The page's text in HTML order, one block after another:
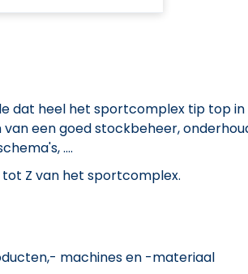
dat heel het sportcomplex tip top
een goed stockbeheer,
....
Z van het sportcomplex.
machines en -materiaal